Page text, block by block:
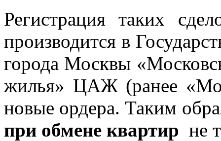
Регистрация таких
производится в
города Москвы
жилья» ЦАЖ (ранее
новые ордера. Таким
при обмене квартир не